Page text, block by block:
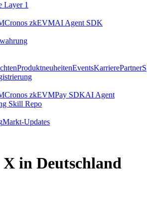
Layer 1
Cronos zkEVMAI Agent SDK
ProduktneuheitenEventsKarrierePartnerS
Cronos zkEVMPay SDKAI Agent
Skill Repo
Markt-Updates
in Deutschland